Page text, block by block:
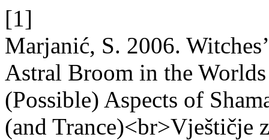
[1]
Marjanić, S. 2006.
Astral Broom in the
(Possible) Aspects of
(and Trance)<br>Vještičje